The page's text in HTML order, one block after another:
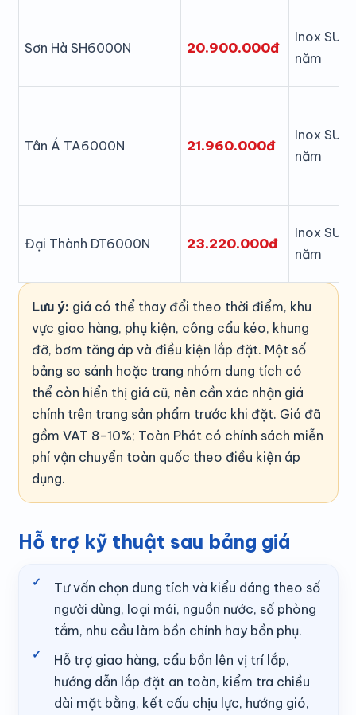
Sơn Hà SH6000N 20.900.000đ
Inox
năm
Tân Á TA6000N 21.960.000đ
Inox
năm
Đại Thành DT6000N 23.220.000đ
Inox
năm
Lưu ý: giá có thể thay đổi theo thời điểm, khu
vực giao hàng, phụ kiện, công cẩu kéo, khung
đỡ, bơm tăng áp và điều kiện lắp đặt. Một số
bảng so sánh hoặc trang nhóm dung tích có
thể còn hiển thị giá cũ, nên cần xác nhận giá
chính trên trang sản phẩm trước khi đặt. Giá đã
gồm VAT 8-10%; Toàn Phát có chính sách miễn
phí vận chuyển toàn quốc theo điều kiện áp
dụng.
Hỗ trợ kỹ thuật sau bảng giá
Tư vấn chọn dung tích và kiểu dáng theo số
người dùng, loại mái, nguồn nước, số phòng
tắm, nhu cầu làm bồn chính hay bồn phụ.
Hỗ trợ giao hàng, cẩu bồn lên vị trí lắp,
hướng dẫn lắp đặt an toàn, kiểm tra chiều
dài mặt bằng, kết cấu chịu lực, hướng gió,